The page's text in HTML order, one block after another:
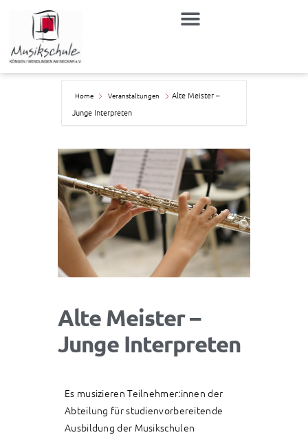
springen
Home Veranstaltungen
Alte Meister –
Junge Interpreten
Alte Meister –
Junge Interpreten
Es musizieren Teilnehmer:innen der
Abteilung für studienvorbereitende
Ausbildung der Musikschulen